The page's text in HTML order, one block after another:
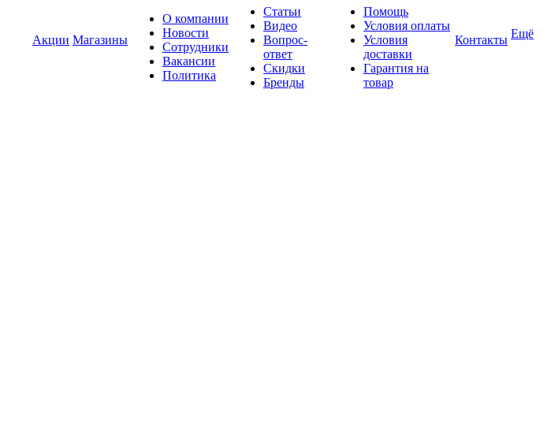
Акции Магазины
О компании
Новости
Сотрудники
Вакансии
Политика
Статьи
Видео
Вопрос-
ответ
Скидки
Бренды
Помощь
Условия оплаты
Условия
доставки
Гарантия на
товар
Контакты Ещё